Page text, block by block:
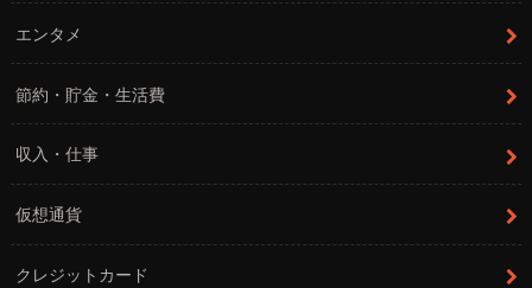
エンタメ
節約・貯金・生活費
収入・仕事
仮想通貨
クレジットカード